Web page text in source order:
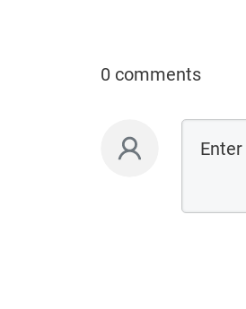
0 comments